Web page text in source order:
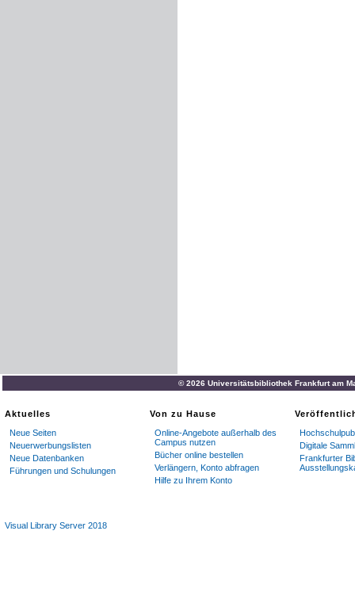
© 2026 Universitätsbibliothek Frankfurt am
Aktuelles
Neue Seiten
Neuerwerbungslisten
Neue Datenbanken
Führungen und Schulungen
Von zu Hause
Online-Angebote außerhalb des
Campus nutzen
Bücher online bestellen
Verlängern, Konto abfragen
Hilfe zu Ihrem Konto
Digitale
Frankfurter
Visual Library Server 2018